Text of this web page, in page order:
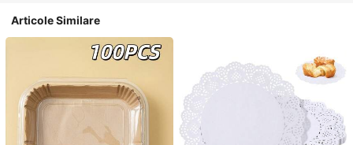
Articole Similare